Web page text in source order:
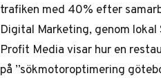
trafiken med 40% efter
Digital Marketing, genom lokal
Profit Media visar hur en
på ”sökmotoroptimering